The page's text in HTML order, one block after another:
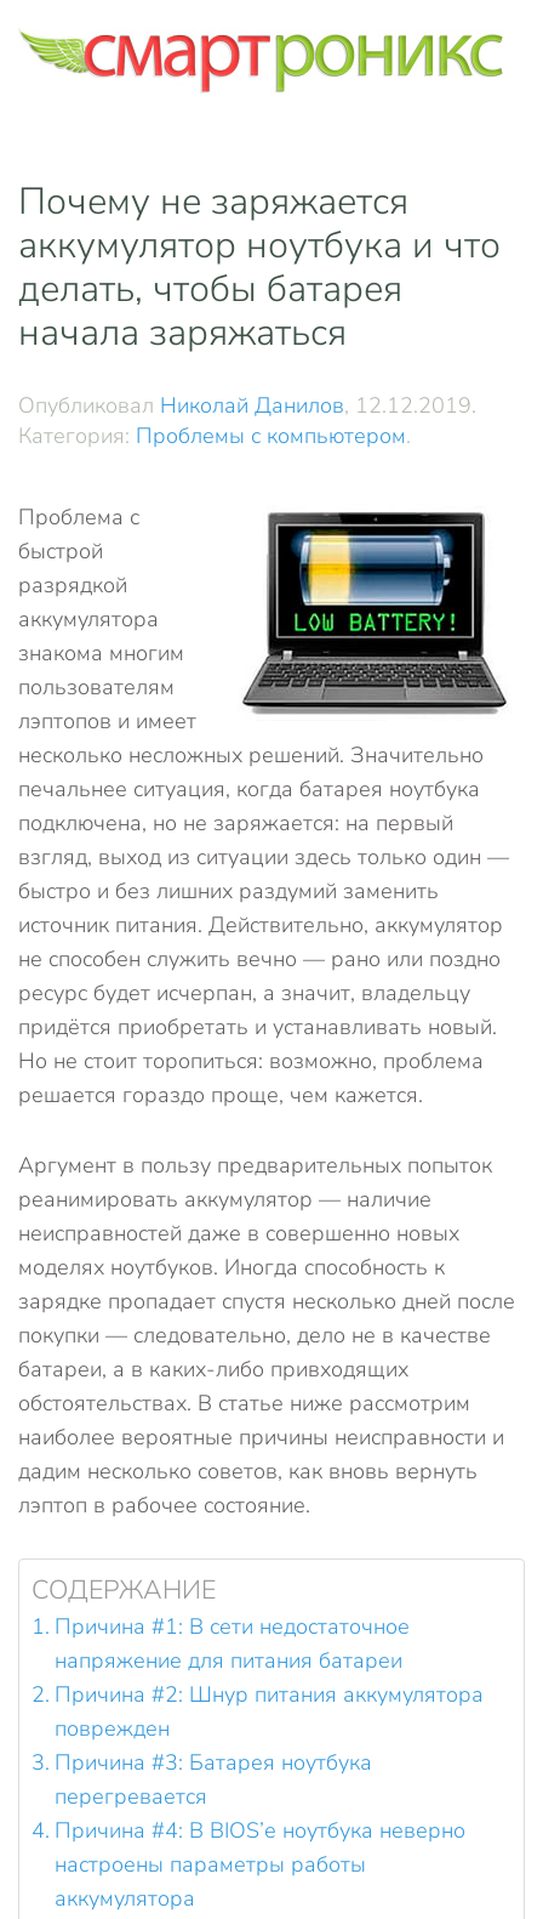
Skip to main content
Почему не заряжается
аккумулятор ноутбука и что
делать, чтобы батарея
начала заряжаться
Опубликовал Николай Данилов, 12.12.2019.
Категория: Проблемы с компьютером.
Проблема с
быстрой
разрядкой
аккумулятора
знакома многим
пользователям
лэптопов и имеет
несколько несложных решений. Значительно
печальнее ситуация, когда батарея ноутбука
подключена, но не заряжается: на первый
взгляд, выход из ситуации здесь только один —
быстро и без лишних раздумий заменить
источник питания. Действительно, аккумулятор
не способен служить вечно — рано или поздно
ресурс будет исчерпан, а значит, владельцу
придётся приобретать и устанавливать новый.
Но не стоит торопиться: возможно, проблема
решается гораздо проще, чем кажется.
Аргумент в пользу предварительных попыток
реанимировать аккумулятор — наличие
неисправностей даже в совершенно новых
моделях ноутбуков. Иногда способность к
зарядке пропадает спустя несколько дней после
покупки — следовательно, дело не в качестве
батареи, а в каких-либо привходящих
обстоятельствах. В статье ниже рассмотрим
наиболее вероятные причины неисправности и
дадим несколько советов, как вновь вернуть
лэптоп в рабочее состояние.
СОДЕРЖАНИЕ
Причина #1: В сети недостаточное
напряжение для питания батареи
Причина #2: Шнур питания аккумулятора
поврежден
Причина #3: Батарея ноутбука
перегревается
Причина #4: В BIOS’е ноутбука неверно
настроены параметры работы
аккумулятора